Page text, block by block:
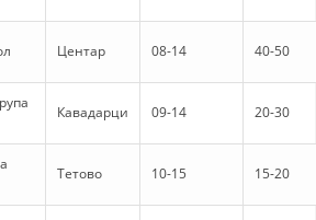
SOCIAL WELFARE ACTIVITY
Центар 08-14 40-50
Кавадарци 09-14 20-30
Тетово 10-15 15-20